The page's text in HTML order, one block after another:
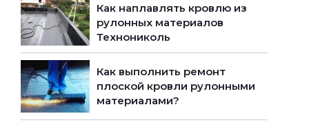
Как наплавлять кровлю из
рулонных материалов
Технониколь
Как выполнить ремонт
плоской кровли рулонными
материалами?